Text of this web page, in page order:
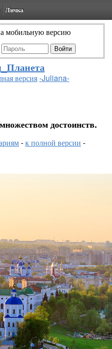
Личка
мобильную версию
версия-Juliana-
достоинств.
-к полной версии -